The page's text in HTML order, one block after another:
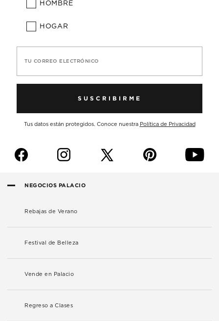
HOMBRE
HOGAR
TU CORREO ELECTRÓNICO
SUSCRIBIRME
Tus datos están protegidos. Conoce nuestra Política de Privacidad
f i p y
NEGOCIOS PALACIO
Rebajas de Verano
Festival de Belleza
Vende en Palacio
Regreso a Clases